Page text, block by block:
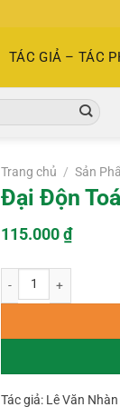
TÁC GIẢ – TÁC
Trang chủ / Sản
Đại Độn
115.000₫
Tác giả: Lê Văn Nhàn